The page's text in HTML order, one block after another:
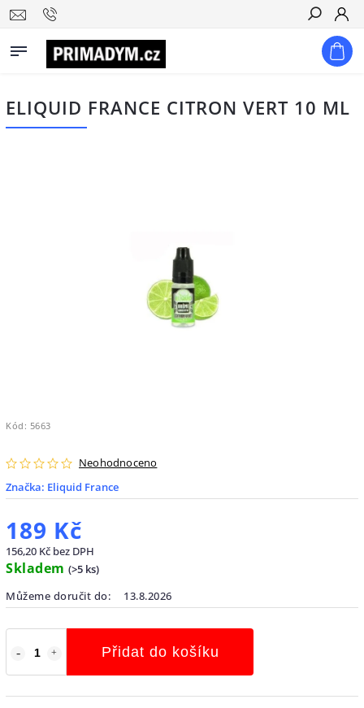
Hledat
ELIQUID FRANCE CITRON VERT 10 ML
Kód: 5663
Neohodnoceno
Značka: Eliquid France
189 Kč
156,20 Kč bez DPH
Skladem (>5 ks)
Můžeme doručit do:
13.8.2026
Přidat do košíku